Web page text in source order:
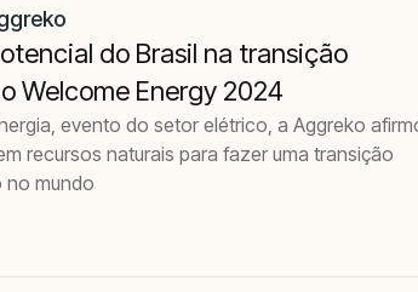
do Brasil na transição
Welcome Energy 2024
evento do setor elétrico, a Aggreko
recursos naturais para fazer uma transição
no mundo